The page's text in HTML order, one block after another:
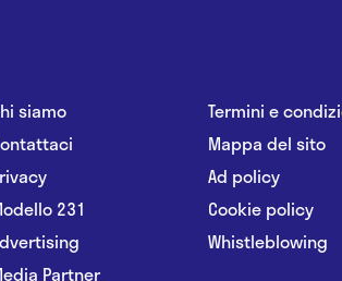
siamo
231
Partner
Termini e
Mappa del sito
Ad policy
Cookie policy
Whistleblowing